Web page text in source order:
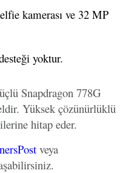
kamerası ve 32 MP
yoktur.
Snapdragon 778G
Yüksek çözünürlüklü
hitap eder.
veya